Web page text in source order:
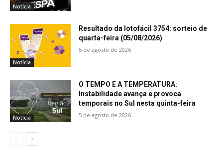
Notícia
Notícia
Resultado da lotofácil 3754: sorteio de
quarta-feira (05/08/2026)
5 de agosto de 2026
Notícia
O TEMPO E A TEMPERATURA:
Instabilidade avança e provoca
temporais no Sul nesta quinta-feira
5 de agosto de 2026